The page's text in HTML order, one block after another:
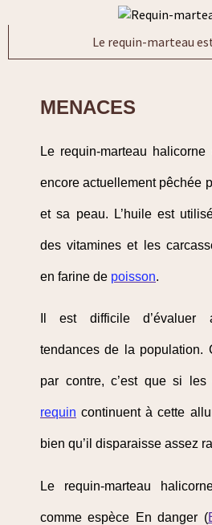
Le requin-marteau
MENACES
Le requin-marteau
encore actuellement pêchée
et sa peau. L’huile est
des vitamines et les
en farine de poisson.
Il est difficile d’évaluer
tendances de la population.
par contre, c’est que si
requin continuent à cette
bien qu’il disparaisse assez
Le requin-marteau
comme espèce En danger (